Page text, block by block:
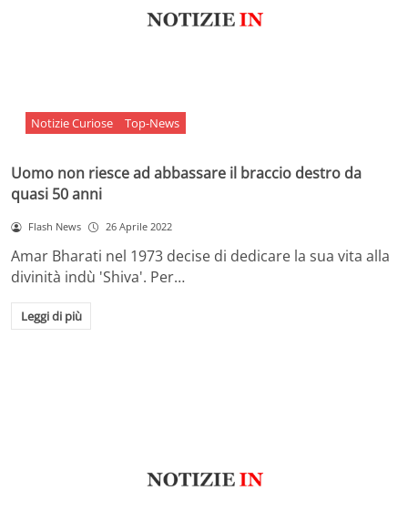
Notizie Curiose Top-News
Uomo non riesce ad abbassare il braccio destro da
quasi 50 anni
Flash News 26 Aprile 2022
Amar Bharati nel 1973 decise di dedicare la sua vita alla
divinità indù 'Shiva'. Per…
Leggi di più